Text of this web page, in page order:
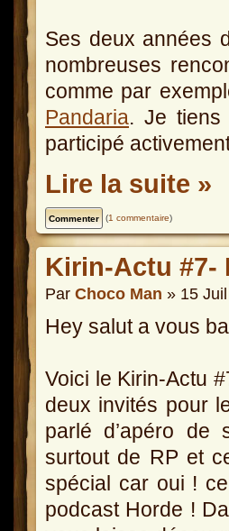
Ses deux années
nombreuses
comme par
Pandaria. Je tiens
participé
Lire la suite »
(1 commentaire)
Kirin-Actu #7-
Par Choco Man » 15
Hey salut a vous
Voici le Kirin-Actu
deux invités pour
parlé d’apéro de
surtout de RP et
spécial car oui !
podcast Horde !